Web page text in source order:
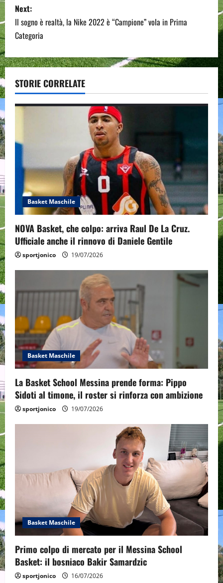
t
n
a
v
i
a
n
Next:
Il sogno è realtà, la Nike 2022 è “Campione” vola in Prima
Categoria
STORIE CORRELATE
Basket Maschile
NOVA Basket, che colpo: arriva Raul De La Cruz.
Ufficiale anche il rinnovo di Daniele Gentile
sportjonico 19/07/2026
Basket Maschile
La Basket School Messina prende forma: Pippo
Sidoti al timone, il roster si rinforza con ambizione
sportjonico 19/07/2026
Basket Maschile
Primo colpo di mercato per il Messina School
Basket: il bosniaco Bakir Samardzic
sportjonico 16/07/2026